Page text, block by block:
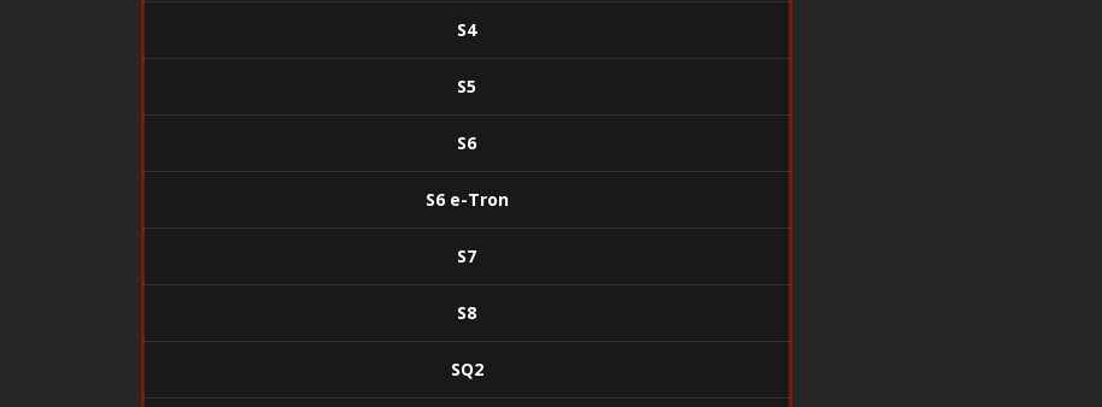
S4
S5
S6
S6 e-Tron
S7
S8
SQ2